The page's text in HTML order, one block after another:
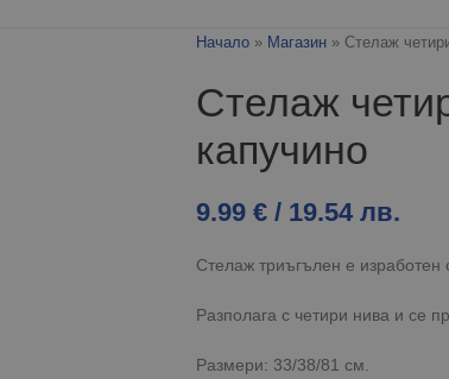
Начало» Магазин» Стелаж
Стелаж
капучино
9.99 € / 19.54 лв.
Стелаж триъгълен е изработен
Разполага с четири нива и се
Размери: 33/38/81 см.